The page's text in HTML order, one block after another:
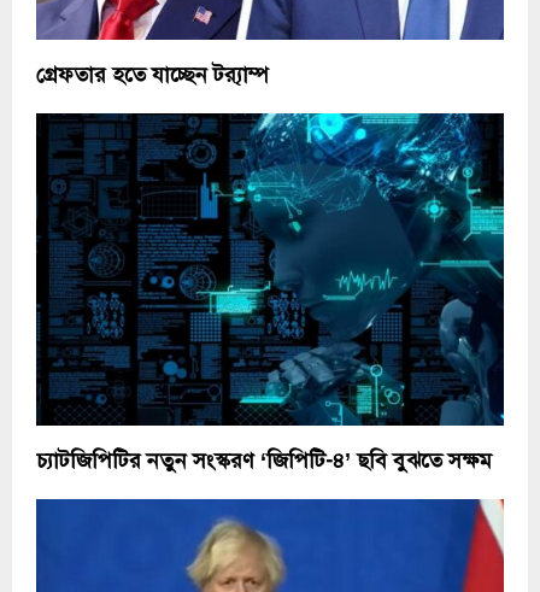
গ্রেফতার হতে যাচ্ছেন ট্র‍্যাম্প
চ্যাটজিপিটির নতুন সংস্করণ ‘জিপিটি-৪’ ছবি বুঝতে সক্ষম